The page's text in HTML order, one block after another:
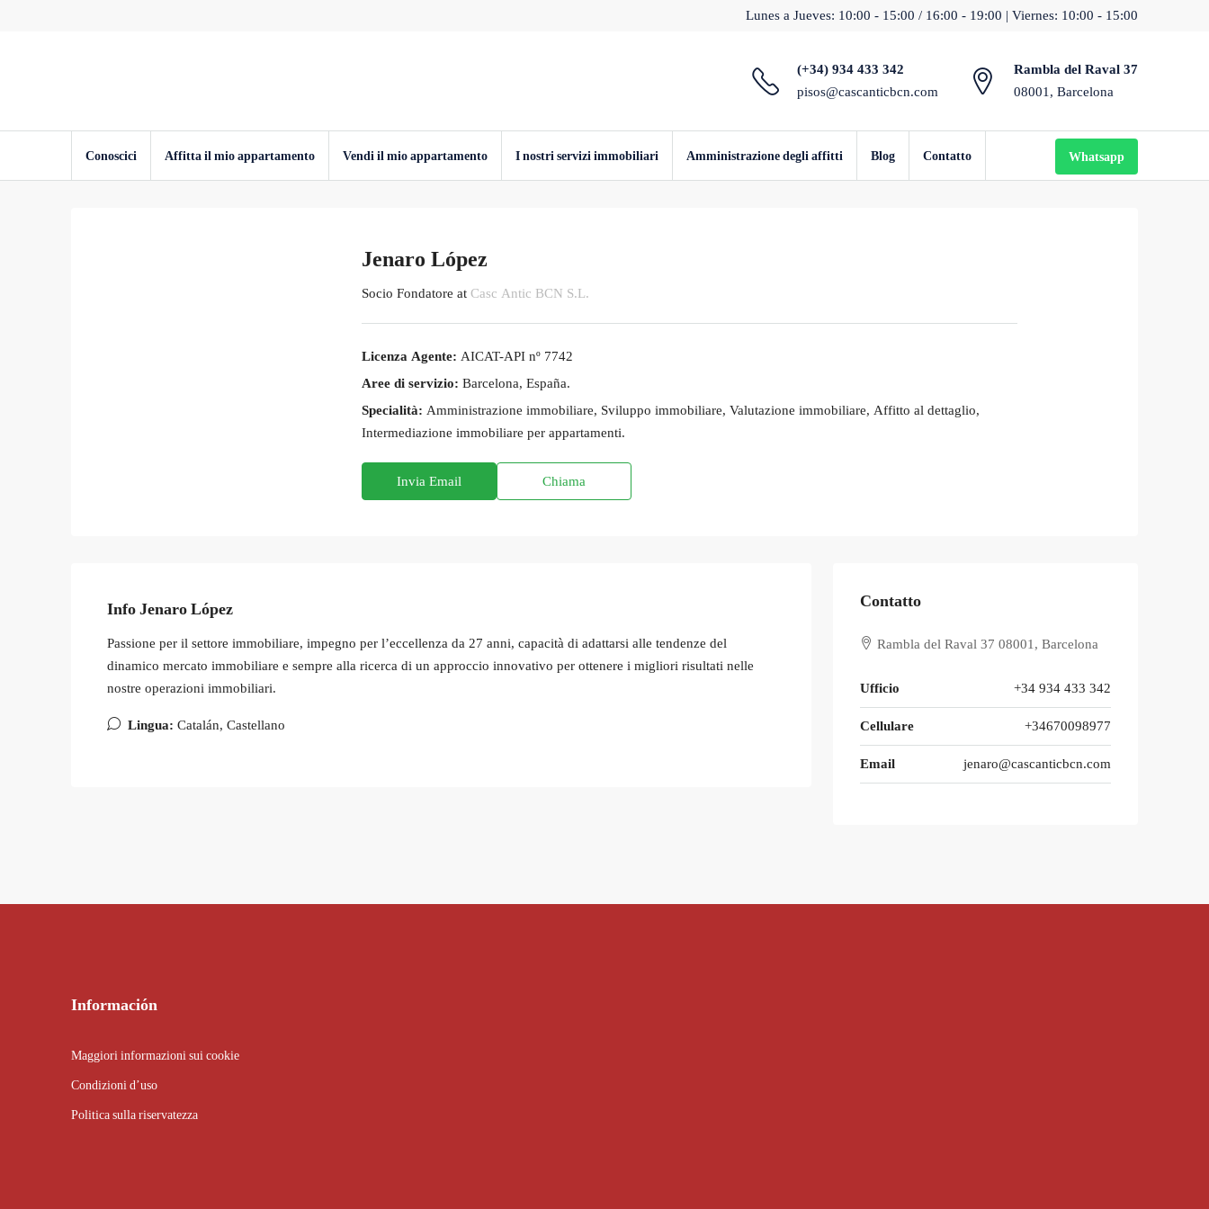
Lunes a Jueves: 10:00 - 15:00 / 16:00 - 19:00 | Viernes: 10:00 - 15:00
(+34) 934 433 342
pisos@cascanticbcn.com
Rambla del Raval 37
08001, Barcelona
Conoscici Affitta il mio appartamento Vendi il mio appartamento I nostri servizi immobiliari Amministrazione degli affitti Blog Contatto Whatsapp
Jenaro López
Socio Fondatore at Casc Antic BCN S.L.
Licenza Agente: AICAT-API nº 7742
Aree di servizio: Barcelona, España.
Specialità: Amministrazione immobiliare, Sviluppo immobiliare, Valutazione immobiliare, Affitto al dettaglio,
Intermediazione immobiliare per appartamenti.
Invia Email Chiama
Info Jenaro López
Passione per il settore immobiliare, impegno per l’eccellenza da 27 anni, capacità di adattarsi alle tendenze del
dinamico mercato immobiliare e sempre alla ricerca di un approccio innovativo per ottenere i migliori risultati nelle
nostre operazioni immobiliari.
Lingua: Catalán, Castellano
Contatto
Rambla del Raval 37 08001, Barcelona
Ufficio +34 934 433 342
Cellulare +34670098977
Email jenaro@cascanticbcn.com
Información
Maggiori informazioni sui cookie
Condizioni d’uso
Politica sulla riservatezza